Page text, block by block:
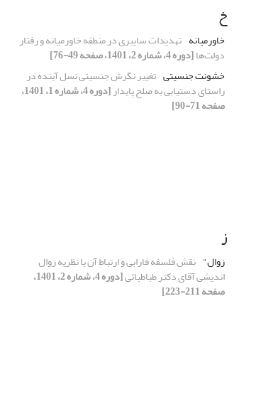
خ
خاورمیانه تهدیدات سایبری در منطقه خاورمیانه و رفتار‌
دولت‌ها[دوره 4، شماره 2، 1401، صفحه 49-76]
خشونت جنسیتی تغییر نگرش جنسیتی نسل آینده در
راستای دستیابی به صلح پایدار [دوره 4، شماره 1، 1401،
صفحه 71-90]
ز
زوال" نقش فلسفه فارابی و ارتباط آن با نظریه زوال
اندیشی آقای دکتر طباطبائی [دوره 4، شماره 2، 1401،
صفحه 211-223]